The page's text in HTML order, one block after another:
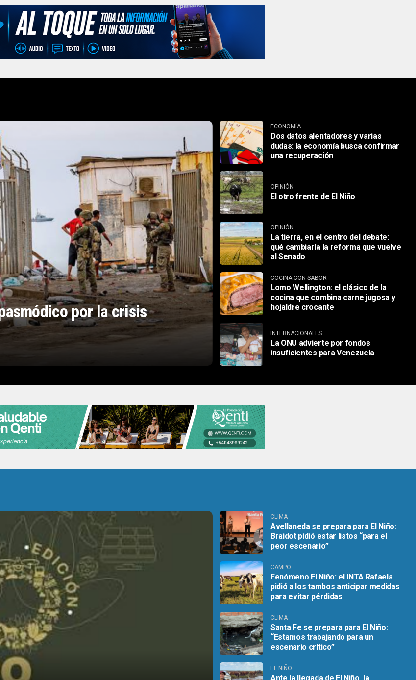
por la crisis
ECONOMÍA
Dos datos alentadores y varias
dudas: la economía busca confirmar
una recuperación
OPINIÓN
El otro frente de El Niño
OPINIÓN
La tierra, en el centro del debate:
qué cambiaría la reforma que vuelve
al Senado
COCINA CON SABOR
Lomo Wellington: el clásico de la
cocina que combina carne jugosa y
hojaldre crocante
INTERNACIONALES
La ONU advierte por fondos
insuficientes para Venezuela
CLIMA
Avellaneda se prepara para El Niño:
Braidot pidió estar listos “para el
peor escenario”
CAMPO
Fenómeno El Niño: el INTA Rafaela
pidió a los tambos anticipar medidas
para evitar pérdidas
CLIMA
Santa Fe se prepara para El Niño:
“Estamos trabajando para un
escenario crítico”
EL NIÑO
Ante la llegada de El Niño, la